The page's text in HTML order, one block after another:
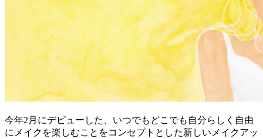
今年2月にデビューした、いつでもどこでも自分らしく自由
にメイクを楽しむことをコンセプトとした新しいメイクアッ